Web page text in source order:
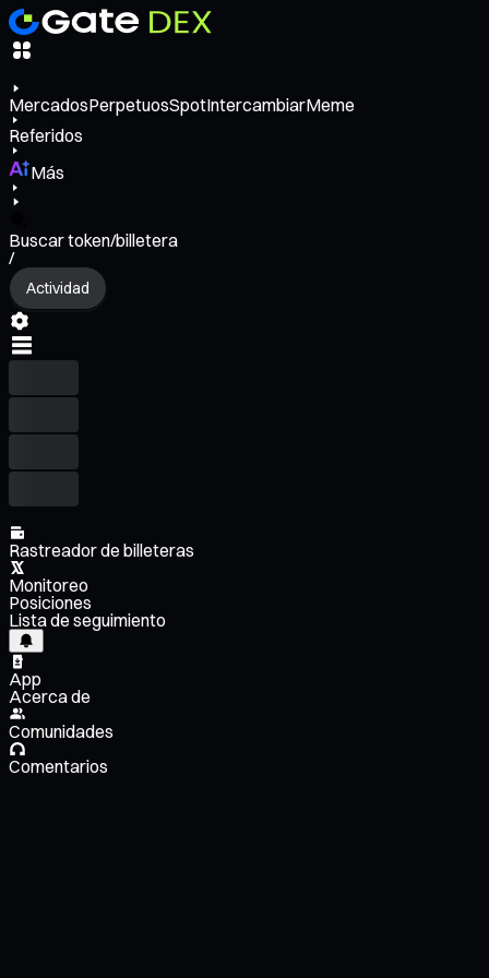
MercadosPerpetuosSpotIntercambiarMeme
Referidos
Más
Buscar token/billetera
/
Actividad
Rastreador de billeteras
Monitoreo
Posiciones
Lista de seguimiento
App
Acerca de
Comunidades
Comentarios